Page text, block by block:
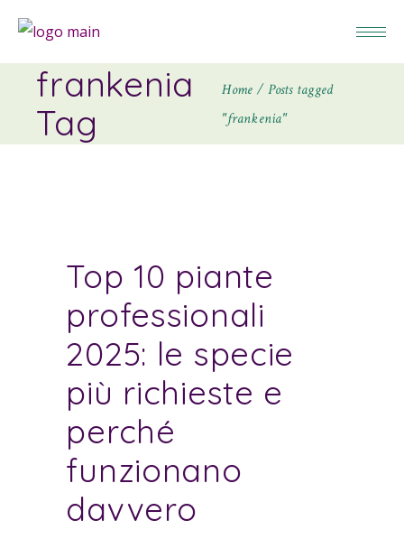
frankenia
Tag
Home
Posts tagged
"frankenia"
Top 10 piante
professionali
2025: le specie
più richieste e
perché
funzionano
davvero